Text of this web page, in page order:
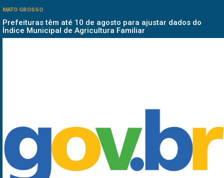
MATO GROSSO
Prefeituras têm até 10 de agosto para ajustar dados do
Índice Municipal de Agricultura Familiar